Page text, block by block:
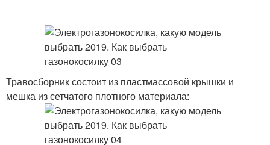
Травосборник состоит из пластмассовой крышки и
мешка из сетчатого плотного материала: